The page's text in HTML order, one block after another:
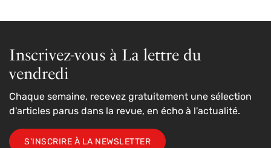
Inscrivez-vous à La lettre du
vendredi
Chaque semaine, recevez gratuitement une sélection
d'articles parus dans la revue, en écho à l'actualité.
S'INSCRIRE À LA NEWSLETTER